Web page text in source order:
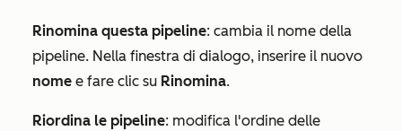
Rinomina questa pipeline: cambia il nome della
pipeline. Nella finestra di dialogo, inserire il nuovo
nome e fare clic su Rinomina.
Riordina le pipeline: modifica l'ordine delle